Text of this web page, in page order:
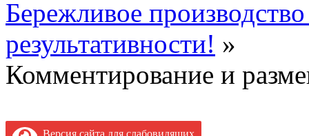
Бережливое
результативности! »
Комментирование и